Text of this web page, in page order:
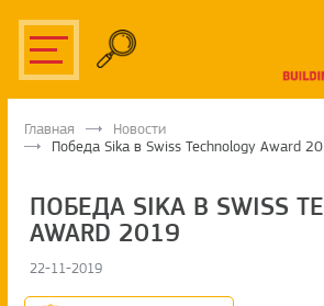
Главная
Новости
Победа Sika в Swiss Technology Award
ПОБЕДА SIKA В SWISS
AWARD 2019
22-11-2019